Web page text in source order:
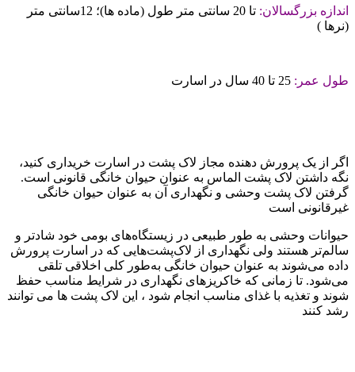
اندازه بزرگسالان:
تا 20 سانتی متر طول (ماده ها)؛ 12سانتی متر
(نرها )
طول عمر:
اگر از یک پرورش دهنده مجاز لاک پشت در اسارت خریداری کنید،
نگه داشتن لاک پشت الماس به عنوان حیوان خانگی قانونی است.
گرفتن لاک پشت وحشی و نگهداری آن به عنوان حیوان خانگی
غیرقانونی است
حیوانات وحشی به طور طبیعی در زیستگاه‌های بومی خود شادتر و
سالم‌تر هستند ولی نگهداری از لاک‌پشت‌هایی که در اسارت پرورش
داده می‌شوند به عنوان حیوان خانگی به‌طور کلی اخلاقی تلقی
می‌شود. تا زمانی که خاکریزهای نگهداری در شرایط مناسب حفظ
شوند و تغذیه با غذای مناسب انجام شود ، این لاک پشت ها می توانند
رشد کنند